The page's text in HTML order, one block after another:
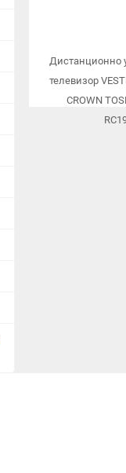
Дистанционно
телевизор
CROWN